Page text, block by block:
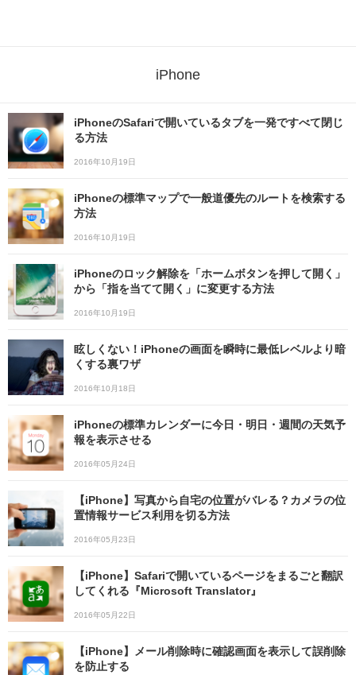
iPhone
iPhoneのSafariで開いているタブを一発ですべて閉じ
る方法
2016年10月19日
iPhoneの標準マップで一般道優先のルートを検索する
方法
2016年10月19日
iPhoneのロック解除を「ホームボタンを押して開く」
から「指を当てて開く」に変更する方法
2016年10月19日
眩しくない！iPhoneの画面を瞬時に最低レベルより暗
くする裏ワザ
2016年10月18日
iPhoneの標準カレンダーに今日・明日・週間の天気予
報を表示させる
2016年05月24日
【iPhone】写真から自宅の位置がバレる？カメラの位
置情報サービス利用を切る方法
2016年05月23日
【iPhone】Safariで開いているページをまるごと翻訳
してくれる『Microsoft Translator』
2016年05月22日
【iPhone】メール削除時に確認画面を表示して誤削除
を防止する